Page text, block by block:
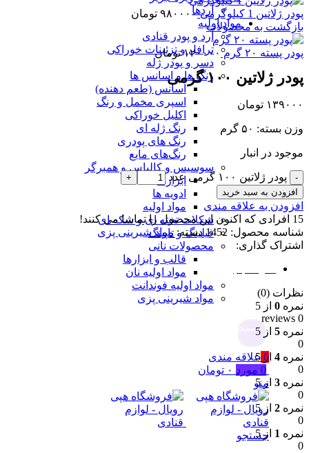
آردها
مواد اولیه
آرد و پودر قنادی
ترافل و تزئینات خوراکی
دسر و پودر ژله
رنگ ها و اسانس ها
اسانس (طعم دهنده)
اسپری مخمل و رنگ
اکلیل خوراکی
رنگ ژله ای
رنگ های پودری
رنگ‌های مایع
سوسیس و کالباس و همبرگر
ابزارها
ادویه ها
مواد اولیه
شکلات تخته ای و سکه ای
فیلینگ و تاپینگ
محصولات نانی
قالب و ابزارها
مواد اولیه نان
مواد اولیه فوندانت
مواد شیرینی پزی
جستجو
0 علاقه مندی
0 مورد ۰ تومان
منو
جستجو
پودر ژلاتین 1 کیلوگرمی ۹۸۰۰۰۰ تومان
بازگشت به محصولات
پودر پسته ۲۰ گرم ۱۲۰۰۰۰ تومان
پودر ژلاتین ۱۰۰ گرمی
۱۳۹۰۰۰ تومان
وزن بسته: ۵۰ گرم
موجود در انبار
پودر ژلاتین ۱۰۰ گرمی عدد
افزودن به سبد خرید
افزودن به علاقه مندی
15 افرادی که اکنون این محصول را تماشا می کنند!
شناسه محصول: 1452 دسته: مواد شیرینی پزی
اشتراک گذاری:
نظرات (0)
نمره 0 از 5
0 reviews
نمره 5 از 5
0
نمره 4 از 5
0
نمره 3 از 5
0
نمره 2 از 5
0
نمره 1 از 5
0